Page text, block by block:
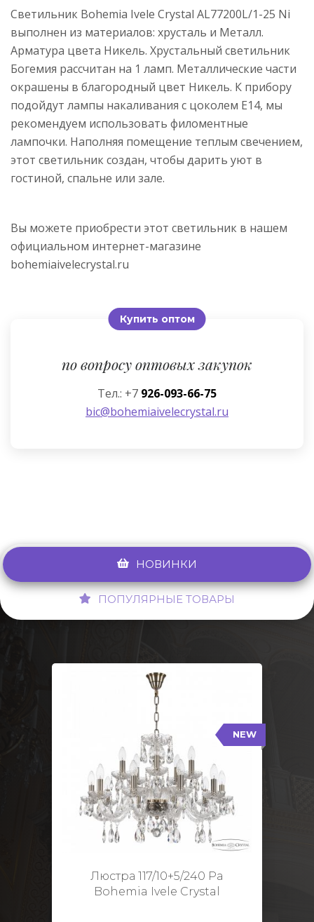
Светильник Bohemia Ivele Crystal AL77200L/1-25 Ni
выполнен из материалов: хрусталь и Металл.
Арматура цвета Никель. Хрустальный светильник
Богемия рассчитан на 1 ламп. Металлические части
окрашены в благородный цвет Никель. К прибору
подойдут лампы накаливания с цоколем E14, мы
рекомендуем использовать филоментные
лампочки. Наполняя помещение теплым свечением,
этот светильник создан, чтобы дарить уют в
гостиной, спальне или зале.
Вы можете приобрести этот светильник в нашем
официальном интернет-магазине
bohemiaivelecrystal.ru
Купить оптом
по вопросу оптовых закупок
Тел.: +7 926-093-66-75
bic@bohemiaivelecrystal.ru
НОВИНКИ
ПОПУЛЯРНЫЕ ТОВАРЫ
NEW
Люстра 117/10+5/240 Pa
Bohemia Ivele Crystal
117/10+5/240 Pa
Тип: Стеклянный рожок
Цвет арматуры: Патина/
Кол-во ламп: 15
Диаметр: 70 см